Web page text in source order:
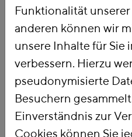
Titel
Funktionalität
anderen können wir
unsere Inhalte für Sie
verbessern. Hierzu
pseudonymisierte
Besuchern
Einverständnis zur
Cookies können Sie